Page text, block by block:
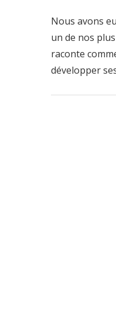
Nous avons
un de nos
raconte
développer